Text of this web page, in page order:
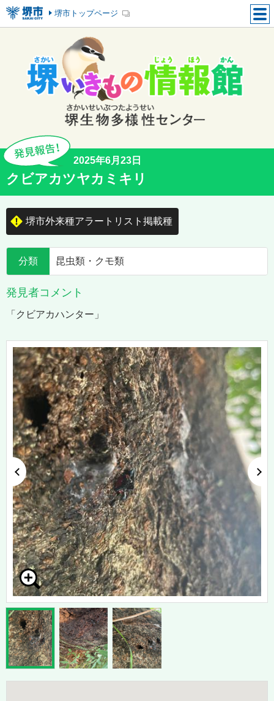
堺市トップページ
2025年6月23日
クビアカツヤカミキリ
堺市外来種アラートリスト掲載種
分類 昆虫類・クモ類
発見者コメント
「クビアカハンター」